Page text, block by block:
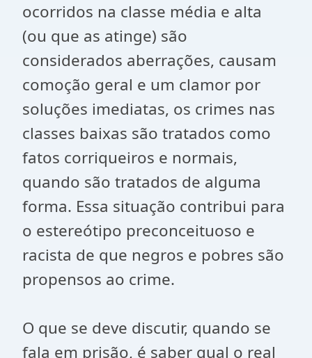
ocorridos na classe média e alta
(ou que as atinge) são
considerados aberrações, causam
comoção geral e um clamor por
soluções imediatas, os crimes nas
classes baixas são tratados como
fatos corriqueiros e normais,
quando são tratados de alguma
forma. Essa situação contribui para
o estereótipo preconceituoso e
racista de que negros e pobres são
propensos ao crime.
O que se deve discutir, quando se
fala em prisão, é saber qual o real